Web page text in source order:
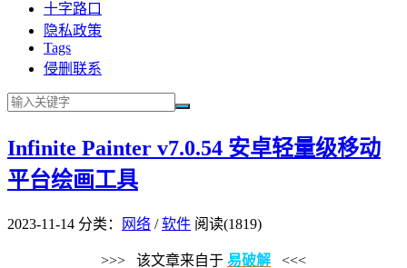
十字路口
隐私政策
Tags
侵删联系
Infinite Painter v7.0.54 安卓轻量级移动
平台绘画工具
2023-11-14 分类： 网络 /软件 阅读(1819)
>>> 该文章来自于 易破解 <<<